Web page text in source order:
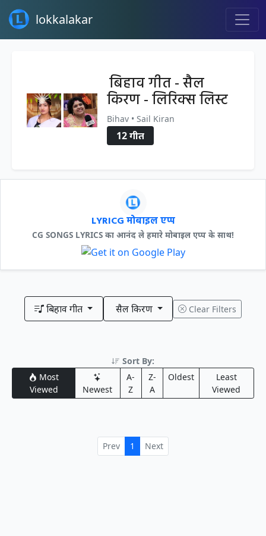
lokkalakar
बिहाव गीत - सैल
किरण - लिरिक्स लिस्ट
Bihav • Sail Kiran
12 गीत
LYRICG मोबाइल एप्प
CG SONGS LYRICS का आनंद ले हमारे मोबाइल एप्प के साथ!
बिहाव गीत सैल किरण Clear Filters
Sort By:
Most
Viewed
Newest
A-
Z
Z-
A
Oldest
Least
Viewed
Prev 1 Next